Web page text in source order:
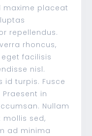
placeat
repellendus.
rhoncus,
facilisis
nisl.
id turpis. Fusce
in
Nullam
sed,
ad minima